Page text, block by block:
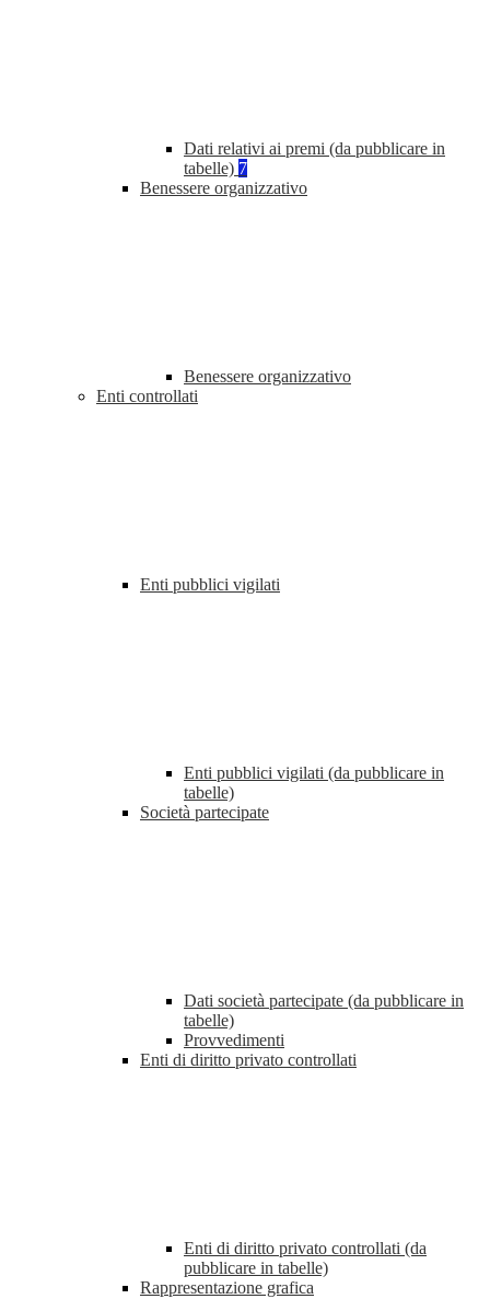
Dati relativi ai premi (da pubblicare in
tabelle) 7
Benessere organizzativo
Benessere organizzativo
Enti controllati
Enti pubblici vigilati
Enti pubblici vigilati (da pubblicare in
tabelle)
Società partecipate
Dati società partecipate (da pubblicare in
tabelle)
Provvedimenti
Enti di diritto privato controllati
Enti di diritto privato controllati (da
pubblicare in tabelle)
Rappresentazione grafica